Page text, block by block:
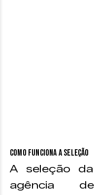
Como funciona a seleção
A seleção da
agência